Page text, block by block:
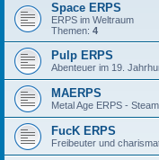
Space ERPS
ERPS im Weltraum
Themen: 4
Pulp ERPS
Abenteuer im 19.
MAERPS
Metal Age ERPS -
FucK ERPS
Freibeuter und